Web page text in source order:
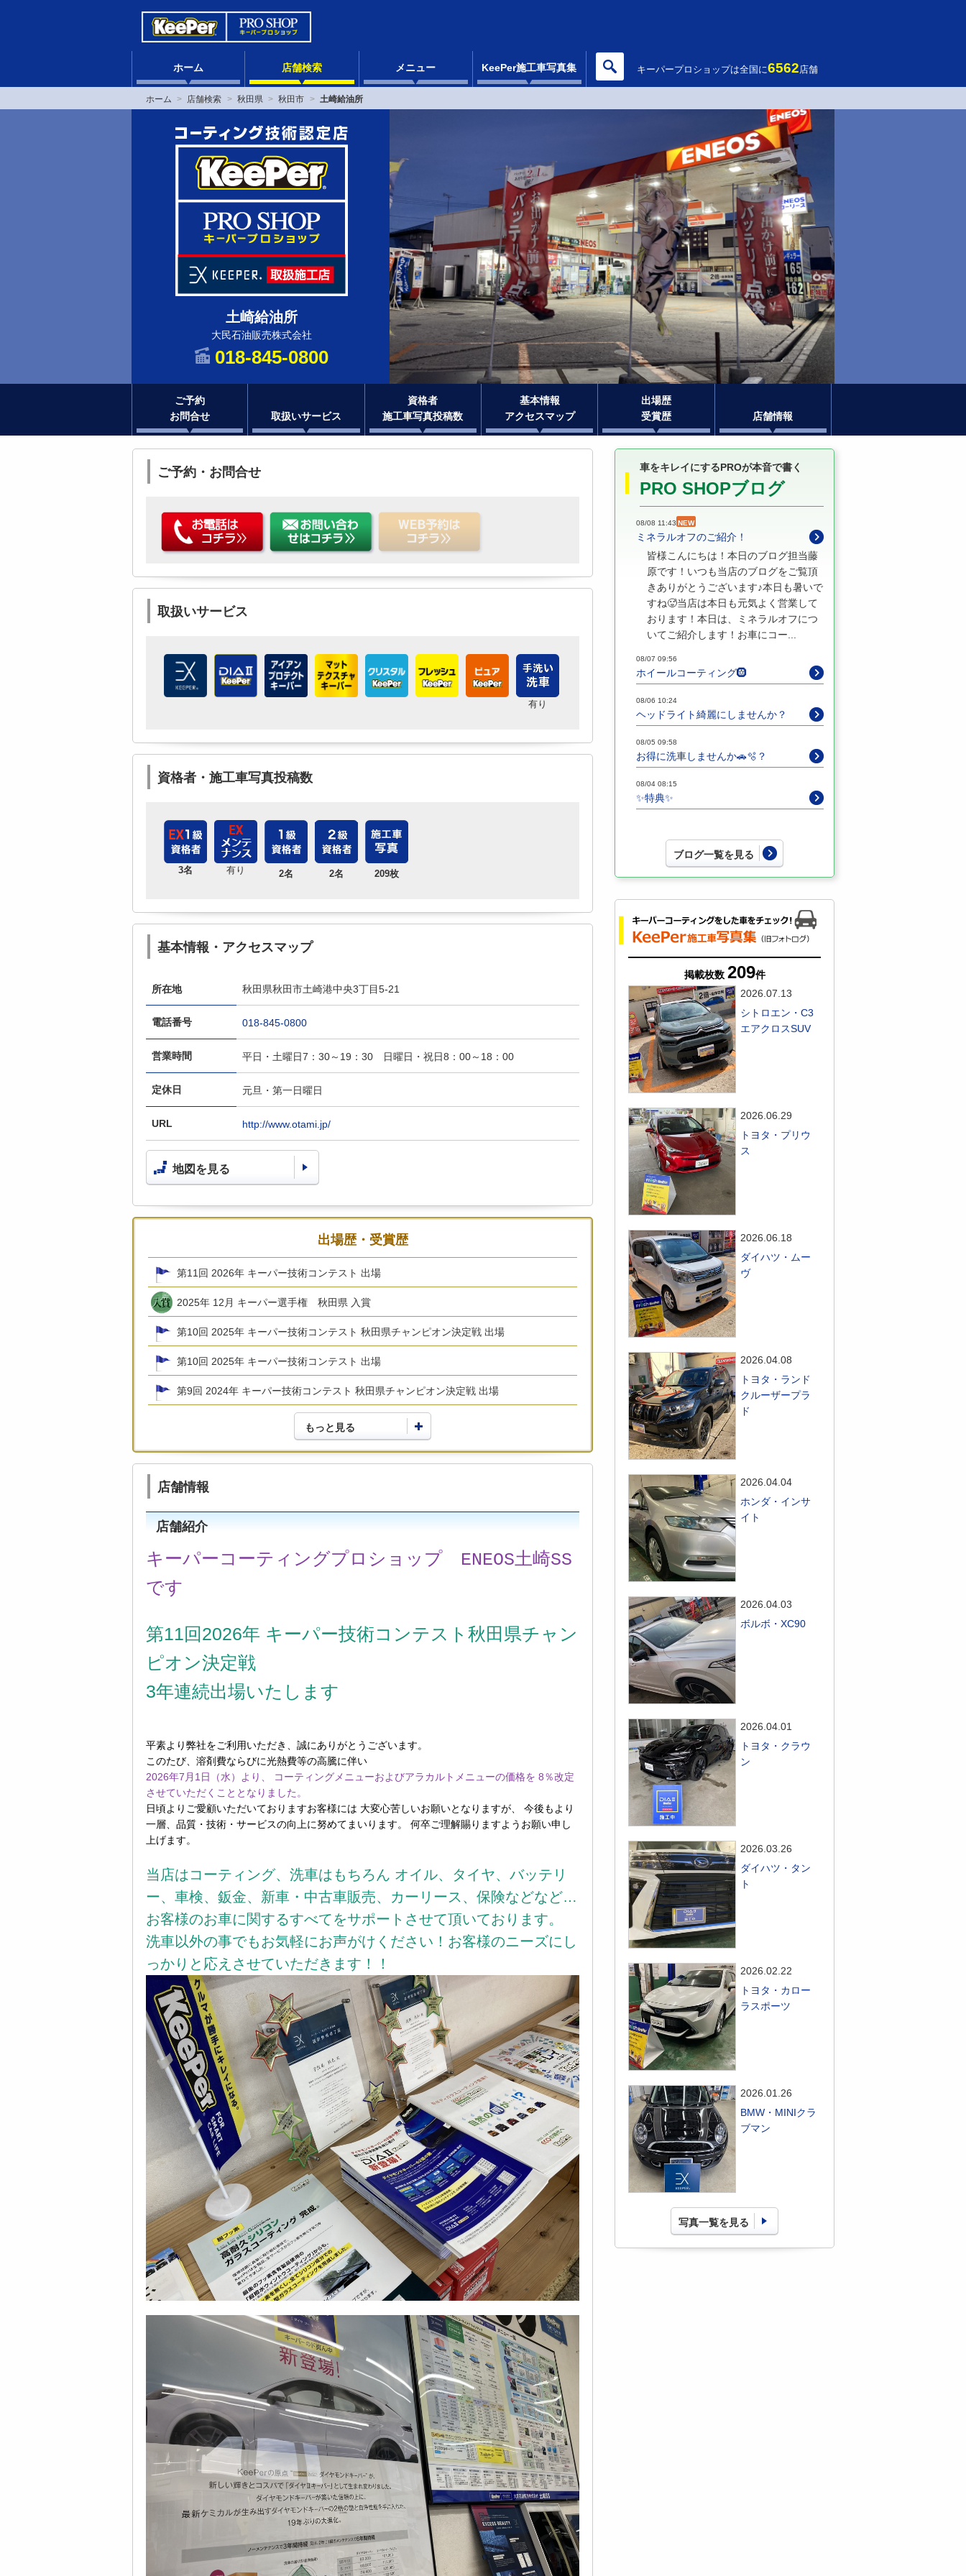
ホーム 店舗検索 メニュー KeePer施工車写真集 キーパープロショップは全国に6562店舗
ホーム 店舗検索 秋田県 秋田市 土崎給油所
土崎給油所
大民石油販売株式会社
018-845-0800
ご予約
お問合せ
取扱いサービス
資格者
施工車写真投稿数
基本情報
アクセスマップ
出場歴
受賞歴
店舗情報
ご予約・お問合せ
取扱いサービス
有り
資格者・施工車写真投稿数
3名 有り 2名 2名 209枚
基本情報・アクセスマップ
所在地 秋田県秋田市土崎港中央3丁目5-21
電話番号 018-845-0800
営業時間 平日・土曜日7：30～19：30 日曜日・祝日8：00～18：00
定休日 元旦・第一日曜日
URL http://www.otami.jp/
地図を見る
出場歴・受賞歴
第11回 2026年 キーパー技術コンテスト 出場
2025年 12月 キーパー選手権 秋田県 入賞
第10回 2025年 キーパー技術コンテスト 秋田県チャンピオン決定戦 出場
第10回 2025年 キーパー技術コンテスト 出場
第9回 2024年 キーパー技術コンテスト 秋田県チャンピオン決定戦 出場
もっと見る
店舗情報
店舗紹介
キーパーコーティングプロショップ ENEOS土崎SS
です
第11回2026年 キーパー技術コンテスト秋田県チャン
ピオン決定戦
3年連続出場いたします
平素より弊社をご利用いただき、誠にありがとうございます。
このたび、溶剤費ならびに光熱費等の高騰に伴い
2026年7月1日（水）より、 コーティングメニューおよびアラカルトメニューの価格を 8％改定
させていただくこととなりました。
日頃よりご愛顧いただいておりますお客様には 大変心苦しいお願いとなりますが、 今後もより
一層、品質・技術・サービスの向上に努めてまいります。 何卒ご理解賜りますようお願い申し
上げます。
当店はコーティング、洗車はもちろん オイル、タイヤ、バッテリ
ー、車検、鈑金、新車・中古車販売、カーリース、保険などなど…
お客様のお車に関するすべてをサポートさせて頂いております。
洗車以外の事でもお気軽にお声がけください！お客様のニーズにし
っかりと応えさせていただきます！！
車をキレイにするPROが本音で書く
PRO SHOPブログ
08/08 11:43 NEW
ミネラルオフのご紹介！
皆様こんにちは！本日のブログ担当藤
原です！いつも当店のブログをご覧頂
きありがとうございます♪本日も暑いで
すね🥵当店は本日も元気よく営業して
おります！本日は、ミネラルオフにつ
いてご紹介します！お車にコー...
08/07 09:56
ホイールコーティング🛞
08/06 10:24
ヘッドライト綺麗にしませんか？
08/05 09:58
お得に洗車しませんか🚗🫧？
08/04 08:15
✨特典✨
ブログ一覧を見る
掲載枚数 209件
2026.07.13
シトロエン・C3
エアクロスSUV
2026.06.29
トヨタ・プリウ
ス
2026.06.18
ダイハツ・ムー
ヴ
2026.04.08
トヨタ・ランド
クルーザープラ
ド
2026.04.04
ホンダ・インサ
イト
2026.04.03
ボルボ・XC90
2026.04.01
トヨタ・クラウ
ン
2026.03.26
ダイハツ・タン
ト
2026.02.22
トヨタ・カロー
ラスポーツ
2026.01.26
BMW・MINIクラ
ブマン
写真一覧を見る